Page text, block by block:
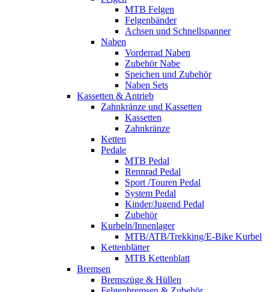
MTB Felgen
Felgenbänder
Achsen und Schnellspanner
Naben
Vorderrad Naben
Zubehör Nabe
Speichen und Zubehör
Naben Sets
Kassetten & Antrieb
Zahnkränze und Kassetten
Kassetten
Zahnkränze
Ketten
Pedale
MTB Pedal
Rennrad Pedal
Sport /Touren Pedal
System Pedal
Kinder/Jugend Pedal
Zubehör
Kurbeln/Innenlager
MTB/ATB/Trekking/E-Bike Kurbel
Kettenblätter
MTB Kettenblatt
Bremsen
Bremszüge & Hüllen